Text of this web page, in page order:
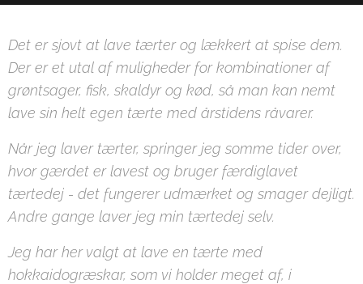
Det er sjovt at lave tærter og lækkert at spise dem.
Der er et utal af muligheder for kombinationer af
grøntsager, fisk, skaldyr og kød, så man kan nemt
lave sin helt egen tærte med årstidens råvarer.
Når jeg laver tærter, springer jeg somme tider over,
hvor gærdet er lavest og bruger færdiglavet
tærtedej - det fungerer udmærket og smager dejligt.
Andre gange laver jeg min tærtedej selv.
Jeg har her valgt at lave en tærte med
hokkaidogræskar, som vi holder meget af, i